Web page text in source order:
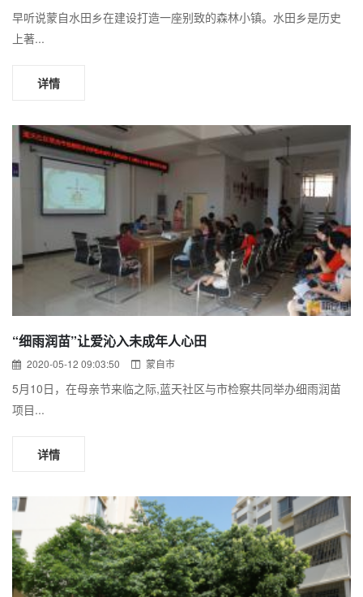
早听说蒙自水田乡在建设打造一座别致的森林小镇。水田乡是历史
上著...
详情
“细雨润苗”让爱沁入未成年人心田
2020-05-12 09:03:50 蒙自市
5月10日，在母亲节来临之际,蓝天社区与市检察共同举办细雨润苗
项目...
详情